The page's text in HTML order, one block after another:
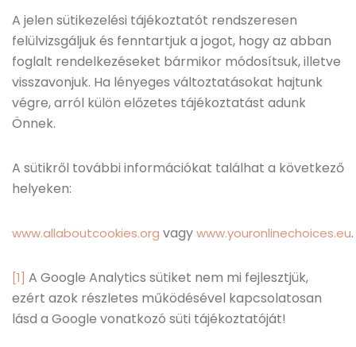
A jelen sütikezelési tájékoztatót rendszeresen
felülvizsgáljuk és fenntartjuk a jogot, hogy az abban
foglalt rendelkezéseket bármikor módosítsuk, illetve
visszavonjuk. Ha lényeges változtatásokat hajtunk
végre, arról külön előzetes tájékoztatást adunk
Önnek.
A sütikről további információkat találhat a következő
helyeken:
www.allaboutcookies.org vagywww.youronlinechoices.eu.
[1] A Google Analytics sütiket nem mi fejlesztjük,
ezért azok részletes működésével kapcsolatosan
lásd a Google vonatkozó süti tájékoztatóját!